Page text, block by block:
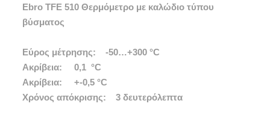
Ebro TFE 510 Θερμόμετρο με καλώδιο τύπου
βύσματος
Εύρος μέτρησης: -50…+300 °C
Ακρίβεια: 0,1 °C
Ακρίβεια: +-0,5 °C
Χρόνος απόκρισης: 3 δευτερόλεπτα